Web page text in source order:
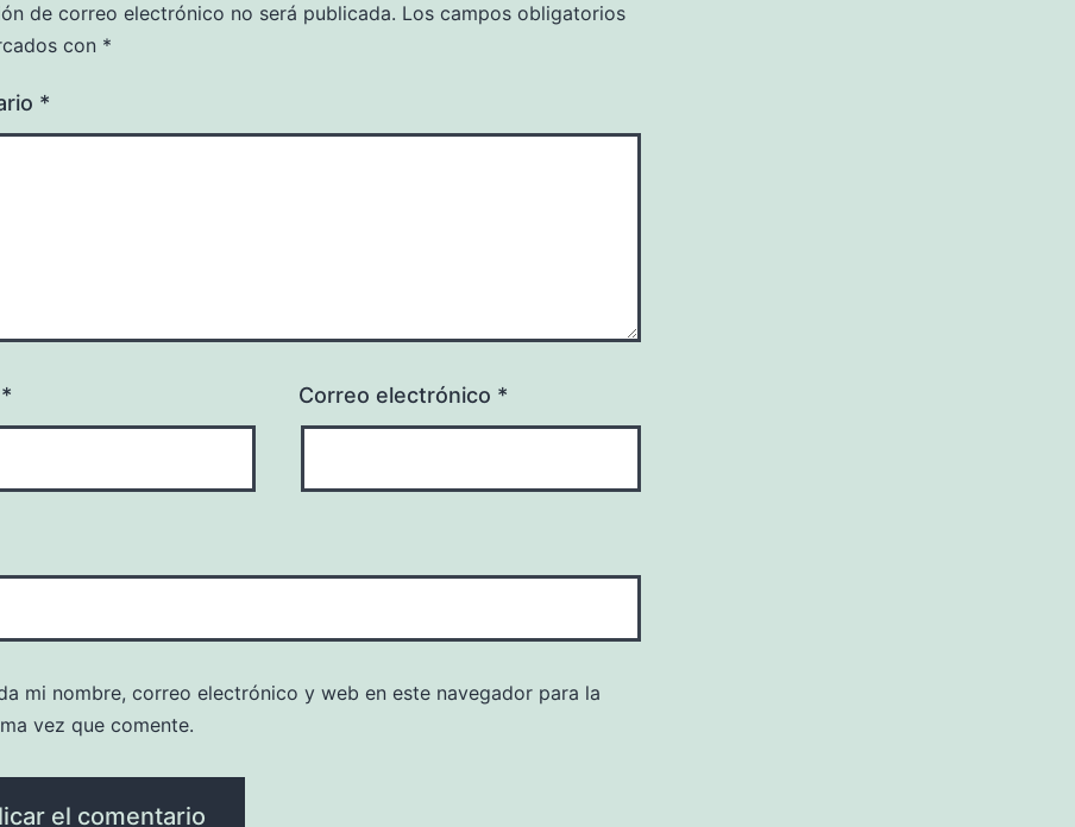
de correo electrónico no será publicada. Los campos obligatorios
con *
*
* Correo electrónico *
mi nombre, correo electrónico y web en este navegador para la
vez que comente.